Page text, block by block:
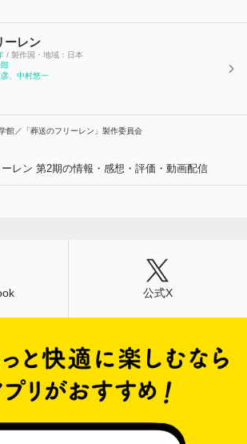
ーレン
/ 製作国・地域：日本
、 中村悠一
館／「葬送のフリーレン」製作委員会
レン 第2期の情報・感想・評価・動画配信
公式X